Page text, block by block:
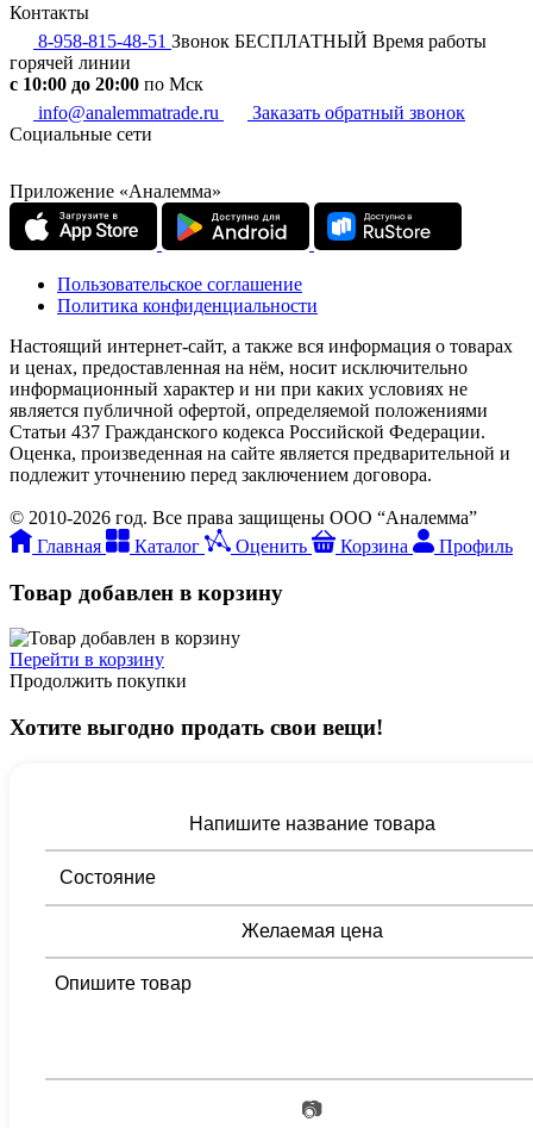
Контакты
8-958-815-48-51 Звонок БЕСПЛАТНЫЙ Время работы
горячей линии
c 10:00 до 20:00 по Мск
info@analemmatrade.ru
Заказать обратный звонок
Социальные сети
Приложение «Аналемма»
Пользовательское соглашение
Политика конфиденциальности
Настоящий интернет-сайт, а также вся информация о товарах
и ценах, предоставленная на нём, носит исключительно
информационный характер и ни при каких условиях не
является публичной офертой, определяемой положениями
Статьи 437 Гражданского кодекса Российской Федерации.
Оценка, произведенная на сайте является предварительной и
подлежит уточнению перед заключением договора.
© 2010-2026 год. Все права защищены ООО “Аналемма”
Главная
Каталог Оценить Корзина Профиль
Товар добавлен в корзину
Перейти в корзину
Продолжить покупки
Хотите выгодно продать свои вещи!
📷